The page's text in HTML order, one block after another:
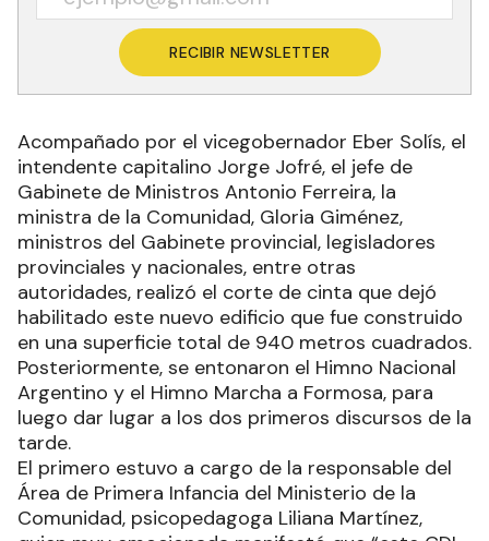
RECIBIR NEWSLETTER
Acompañado por el vicegobernador Eber Solís, el
intendente capitalino Jorge Jofré, el jefe de
Gabinete de Ministros Antonio Ferreira, la
ministra de la Comunidad, Gloria Giménez,
ministros del Gabinete provincial, legisladores
provinciales y nacionales, entre otras
autoridades, realizó el corte de cinta que dejó
habilitado este nuevo edificio que fue construido
en una superficie total de 940 metros cuadrados.
Posteriormente, se entonaron el Himno Nacional
Argentino y el Himno Marcha a Formosa, para
luego dar lugar a los dos primeros discursos de la
tarde.
El primero estuvo a cargo de la responsable del
Área de Primera Infancia del Ministerio de la
Comunidad, psicopedagoga Liliana Martínez,